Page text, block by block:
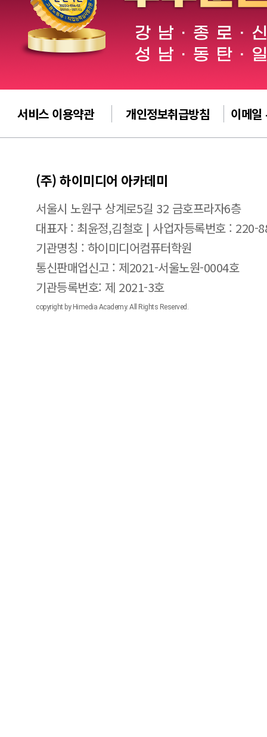
서비스 이용약관 개인정보취급방침 이메일
(주) 하이미디어 아카데미
서울시 노원구 상계로5길 32 금호프라자6층
대표자 : 최윤정,김철호 | 사업자등록번호 : 220-
기관명칭 : 하이미디어컴퓨터학원
통신판매업신고 : 제2021-서울노원-0004호
기관등록번호: 제 2021-3호
copyright by Himedia Academy. All Rights Reserved.